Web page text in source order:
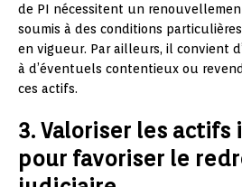
de PI nécessitent un
soumis à des conditions
en vigueur. Par ailleurs, il convient
à d’éventuels contentieux ou
ces actifs.
3. Valoriser les
pour favoriser le